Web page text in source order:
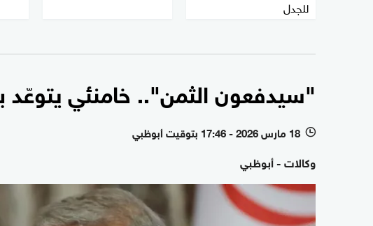
للجدل
"سيدفعون الثمن".. خامنئي يتوعّد
l 18 مارس 2026 - 17:46 بتوقيت أبوظبي
وكالات - أبوظبي